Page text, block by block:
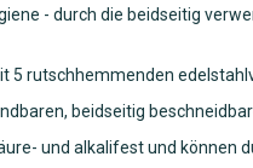
- durch die beidseitig
5 rutschhemmenden
beidseitig
und alkalifest und